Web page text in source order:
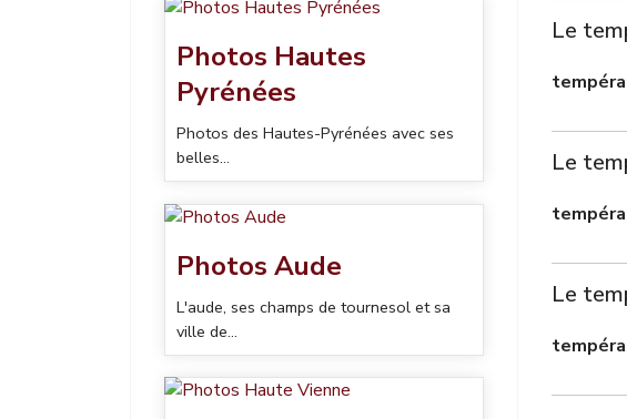
Photos Hautes
Pyrénées
Photos des Hautes-Pyrénées avec ses
belles...
Photos Aude
L'aude, ses champs de tournesol et sa
ville de...
Le
Le
Le